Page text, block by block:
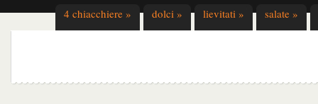
4 chiacchiere » dolci » lievitati » salate »